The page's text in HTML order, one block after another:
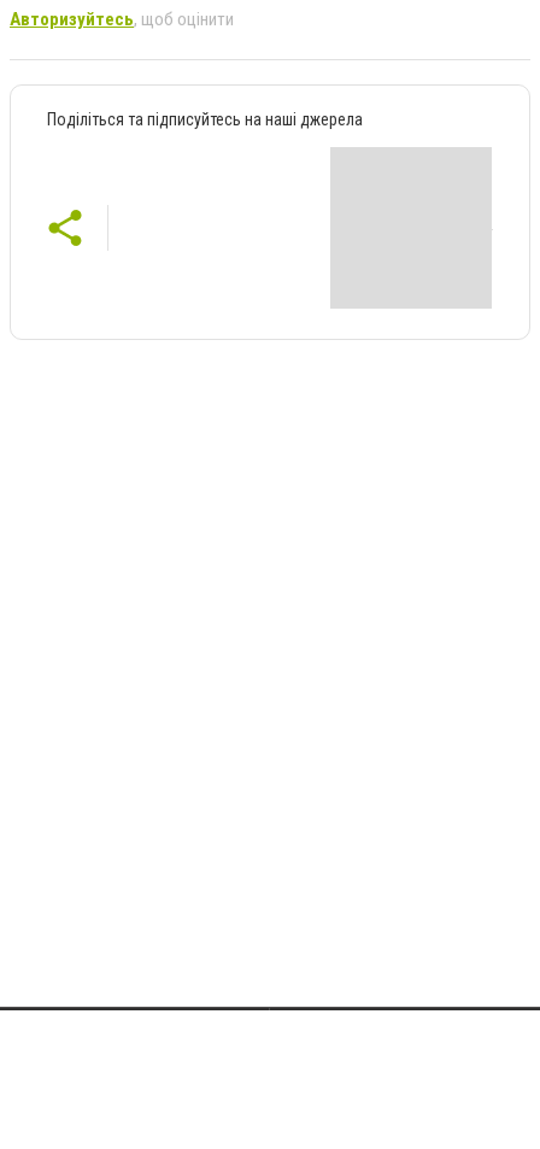
Авторизуйтесь, щоб оцінити
Поділіться та підписуйтесь на наші джерела